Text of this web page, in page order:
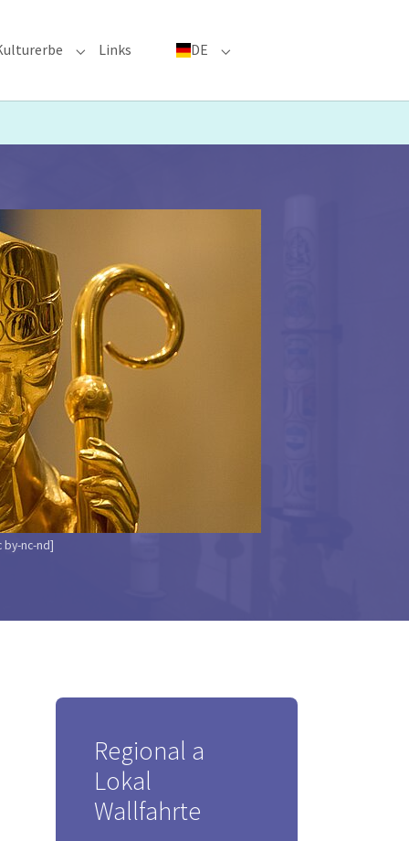
for "Große Ereignisse"
Submenu for "Kulturerbe"
Links DE Submenu for "DE"
by-nc-nd]
Regional a
Lokal
Wallfahrte